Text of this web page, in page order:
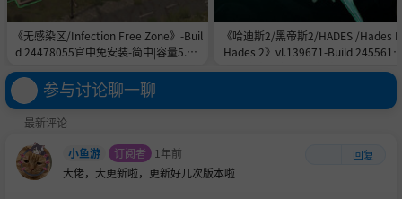
在皇城PK战中，你也可以一人攻城或守城，一人挑一城，最
终当上城主，睥睨天下；
你必须接受所有帮派成员的膜拜，俯视着他们仰望你的样
子；
同时可以在世界聊天中，享受着所有屌丝一声声大哥的呼喊
刷屏！
《无感染区/Infection Free Zone》-Buil
d 24478055官中免安装-简中|容量5.8G
B
《哈迪斯2/黑帝斯2/HADES /Hades
Hades 2》vl.139671-Build
官中免安装-简中|容量11.0GB
参与讨论聊一聊
最新评论
小鱼游
订阅者 1年前
回复
大佬，大更新啦，更新好几次版本啦